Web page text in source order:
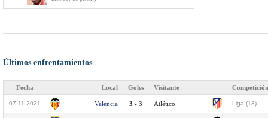
Últimos enfrentamientos
Fecha Local Goles Visitante Competición
07-11-2021 Valencia 3 - 3 Atlético Liga (13)